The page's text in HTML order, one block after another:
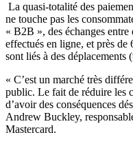
La quasi-totalité des
ne touche pas les
« B2B », des échanges
effectués en ligne, et près de
sont liés à des déplacements
« C’est un marché très
public. Le fait de réduire les
d’avoir des conséquences
Andrew Buckley,
Mastercard.